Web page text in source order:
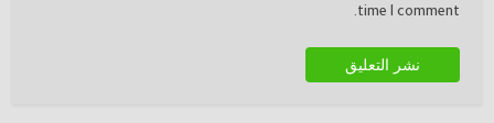
time I comment.